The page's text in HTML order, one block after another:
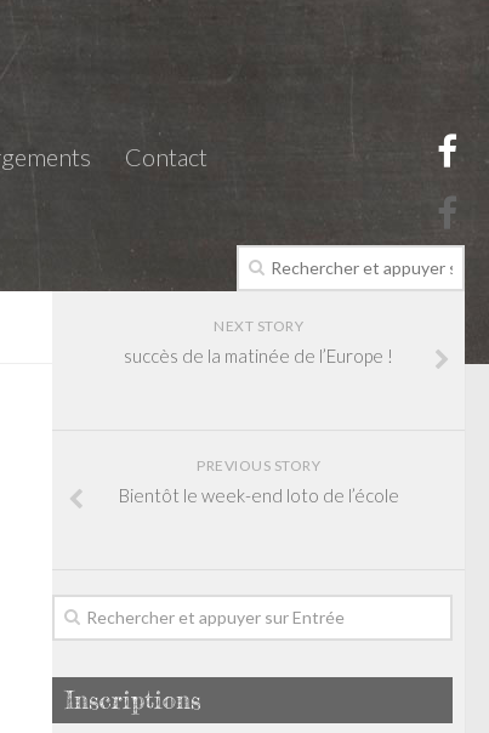
Contact
NEXT STORY
succès de la matinée de l’Europe !
PREVIOUS STORY
Bientôt le week-end loto de l’école
Inscriptions